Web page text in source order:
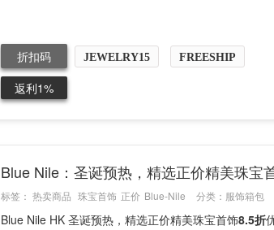
折扣码 JEWELRY15 FREESHIP
返利1%
Blue Nile：圣诞预热，精选正价精美珠宝
标签： 热卖商品 珠宝首饰 正价 Blue-Nile 分类： 服饰箱包
Blue Nile HK 圣诞预热，精选正价精美珠宝首饰8.5折